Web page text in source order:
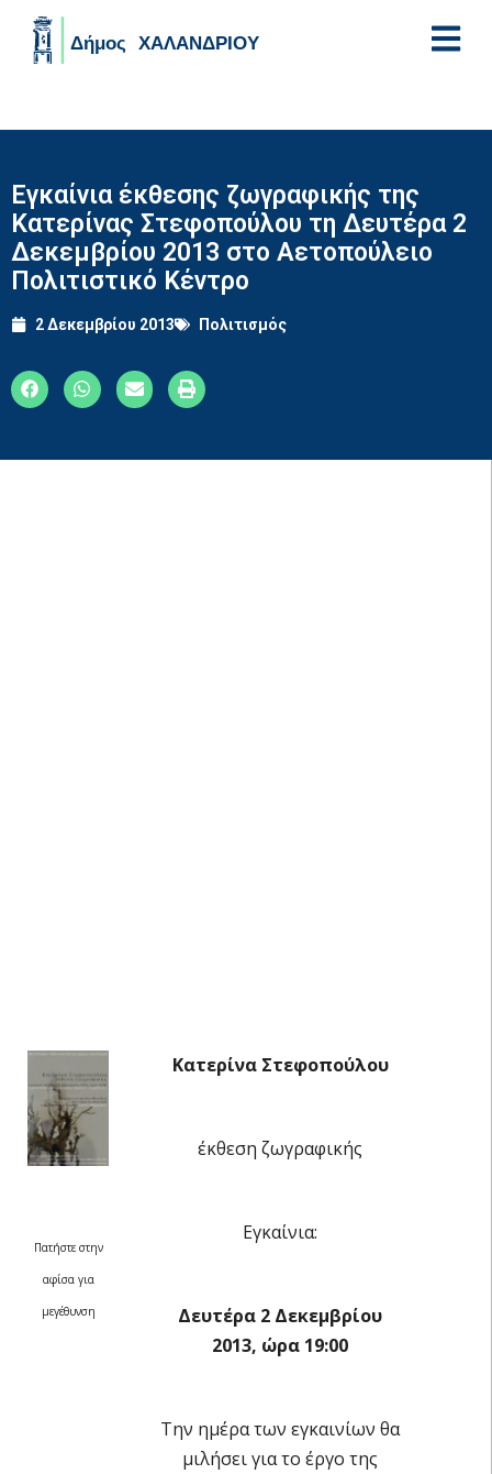
Εγκαίνια έκθεσης ζωγραφικής της
Κατερίνας Στεφοπούλου τη Δευτέρα 2
Δεκεμβρίου 2013 στο Αετοπούλειο
Πολιτιστικό Κέντρο
2 Δεκεμβρίου 2013 Πολιτισμός
Πατήστε στην
αφίσα για
μεγέθυνση
Κατερίνα Στεφοπούλου
έκθεση ζωγραφικής
Εγκαίνια:
Δευτέρα 2 Δεκεμβρίου
2013, ώρα 19:00
Την ημέρα των εγκαινίων θα
μιλήσει για το έργο της